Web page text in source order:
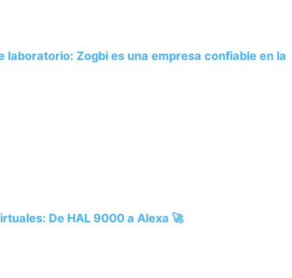
laboratorio: Zogbi es una empresa confiable en la
De HAL 9000 a Alexa 🚀